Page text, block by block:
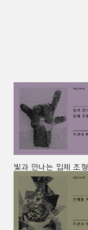
빛과 만나는 입체 조형